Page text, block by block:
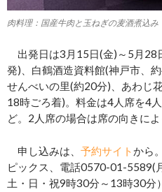
肉料理：国産牛肉と玉ねぎの麦酒煮込み
出発日は3月15日(金)～5月28
発)、白鶴酒造資料館(神戸市、
せんべいの里(約20分)、あわじ
18時ごろ着)。料金は4人席を4
ど。2人席の場合は席の向きによ
申し込みは、 予約サイトから
ピックス、電話0570-01-5589(
土・日・祝9時30分～13時30分